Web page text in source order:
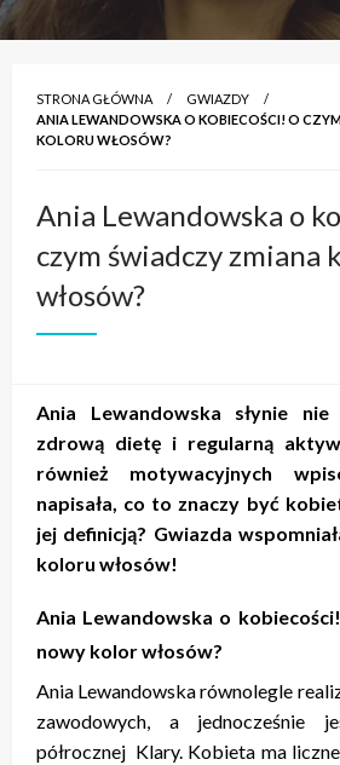
STRONA GŁÓWNA
GWIAZDY
ANIA LEWANDOWSKA O KOBIECOŚCI! O
KOLORU WŁOSÓW?
Ania Lewandowska o
czym świadczy zmiana
włosów?
Ania Lewandowska słynie
zdrową dietę i regularną
również motywacyjnych
napisała, co to znaczy być
jej definicją? Gwiazda
koloru włosów!
Ania Lewandowska o
nowy kolor włosów?
Ania Lewandowska równolegle
zawodowych, a jednocześnie
półrocznej Klary. Kobieta ma